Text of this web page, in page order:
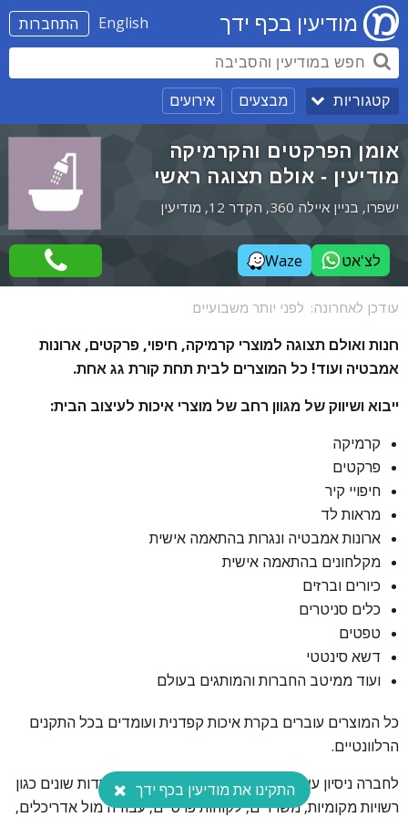
התחברות English מודיעין בכף ידך
קטגוריות מבצעים אירועים
אומן הפרקטים והקרמיקה
מודיעין - אולם תצוגה ראשי
ישפרו, בניין איילה 360, הקדר 12, מודיעין
לצ'אט Waze
עודכן לאחרונה: לפני יותר משבועיים
חנות ואולם תצוגה למוצרי קרמיקה, חיפוי, פרקטים, ארונות
אמבטיה ועוד! כל המוצרים לבית תחת קורת גג אחת.
ייבוא ושיווק של מגוון רחב של מוצרי איכות לעיצוב הבית:
קרמיקה
פרקטים
חיפויי קיר
מראות לד
ארונות אמבטיה ונגרות בהתאמה אישית
מקלחונים בהתאמה אישית
כיורים וברזים
כלים סניטרים
טפטים
דשא סינטטי
ועוד ממיטב החברות והמותגים בעולם
כל המוצרים עוברים בקרת איכות קפדנית ועומדים בכל התקנים
הרלוונטיים.
לחברה ניסיון עשיר, מעל 25 שנה, בפרויקטים במוסדות שונים כגון
רשויות מקומיות, משרדים, לקוחות פרטיים, עבודה מול אדריכלים,
התקינו את מודיעין בכף ידך